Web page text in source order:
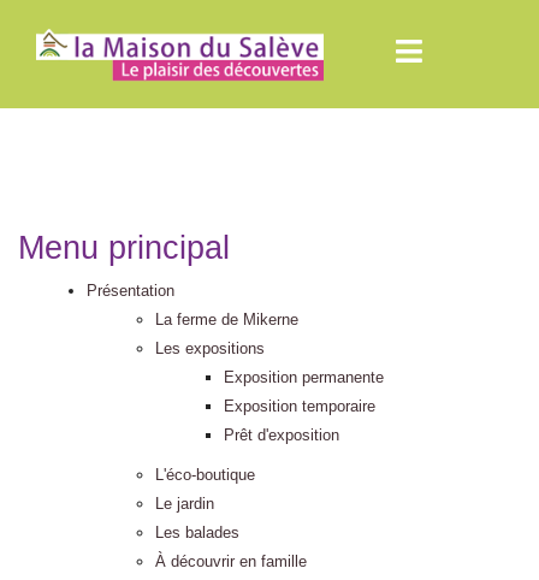
Menu principal
Présentation
La ferme de Mikerne
Les expositions
Exposition permanente
Exposition temporaire
Prêt d'exposition
L'éco-boutique
Le jardin
Les balades
À découvrir en famille